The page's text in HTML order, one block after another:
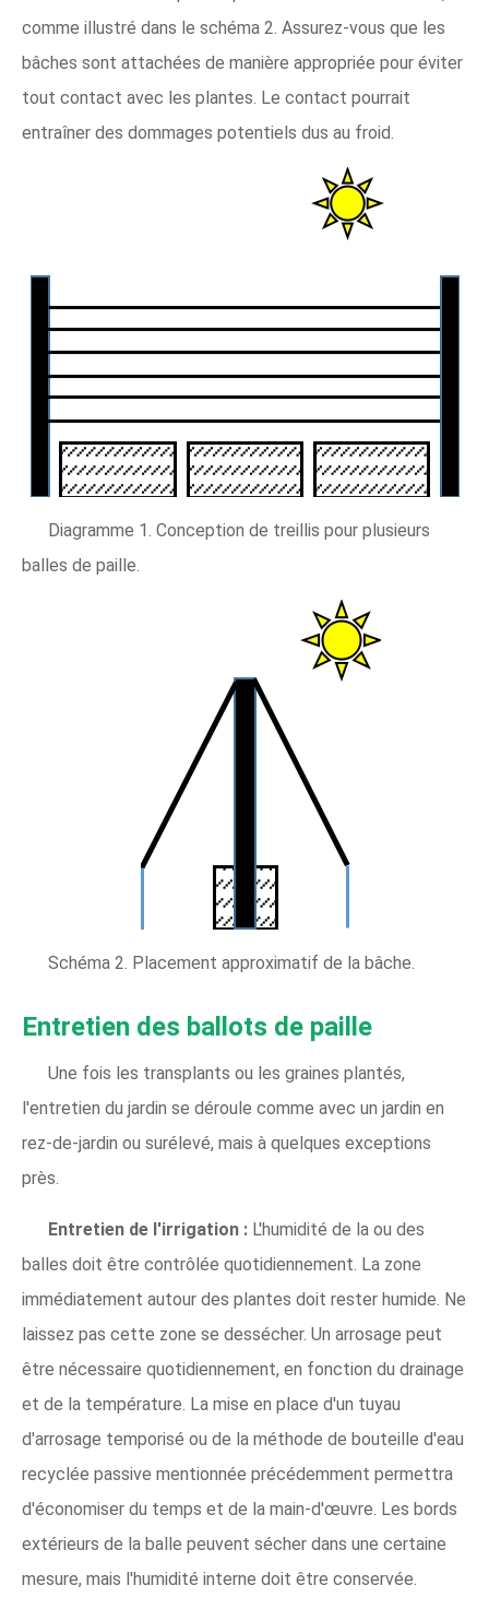
comme illustré dans le schéma 2. Assurez-vous que les
bâches sont attachées de manière appropriée pour éviter
tout contact avec les plantes. Le contact pourrait
entraîner des dommages potentiels dus au froid.
Diagramme 1. Conception de treillis pour plusieurs
balles de paille.
Schéma 2. Placement approximatif de la bâche.
Entretien des ballots de paille
Une fois les transplants ou les graines plantés,
l'entretien du jardin se déroule comme avec un jardin en
rez-de-jardin ou surélevé, mais à quelques exceptions
près.
Entretien de l'irrigation : L'humidité de la ou des
balles doit être contrôlée quotidiennement. La zone
immédiatement autour des plantes doit rester humide. Ne
laissez pas cette zone se dessécher. Un arrosage peut
être nécessaire quotidiennement, en fonction du drainage
et de la température. La mise en place d'un tuyau
d'arrosage temporisé ou de la méthode de bouteille d'eau
recyclée passive mentionnée précédemment permettra
d'économiser du temps et de la main-d'œuvre. Les bords
extérieurs de la balle peuvent sécher dans une certaine
mesure, mais l'humidité interne doit être conservée.